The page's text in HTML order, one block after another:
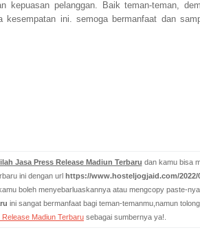
kepuasan pelanggan. Baik teman-teman,
kesempatan ini. semoga bermanfaat dan
Jasa Press Release Madiun Terbaru dan kamu bisa
ini dengan url https://www.hosteljogjaid.com/2022/
boleh menyebarluaskannya atau mengcopy paste-
ini sangat bermanfaat bagi teman-temanmu,namun
Madiun Terbaru sebagai sumbernya ya!.